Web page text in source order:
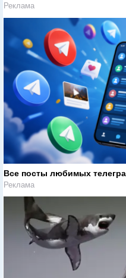
Реклама
Все посты любимых
Реклама